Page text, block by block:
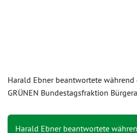
Harald Ebner beantwortete
GRÜNEN Bundes­tags­fraktion
Harald Ebner beantwortete